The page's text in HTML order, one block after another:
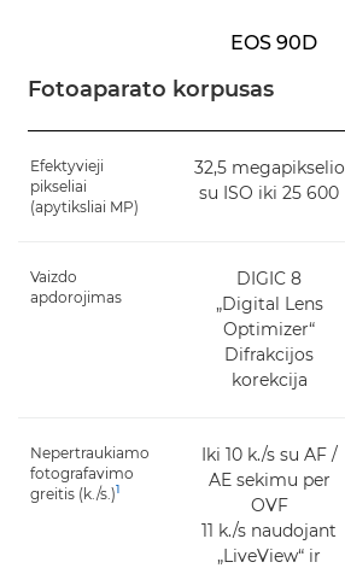
Fotoaparato korpusas
EOS 90D
Efektyvieji
pikseliai
(apytiksliai MP)
32,5 megapikselio
su ISO iki 25 600
Vaizdo
apdorojimas
DIGIC 8
„Digital Lens
Optimizer“
Difrakcijos
korekcija
Nepertraukiamo
fotografavimo
greitis (k./s.)1
Iki 10 k./s su AF /
AE sekimu per
OVF
11 k./s naudojant
„LiveView“ ir